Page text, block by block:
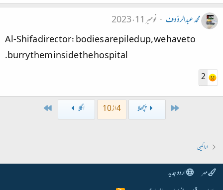
محمد عبدالرؤوف
نومبر 11، 2023
Al-Shifa director: bodies are piled up, we have to
burry them inside the hospital.​
2
First پچھلا 4 از 10 اگلا
اراکین
مہر
اردو جدید